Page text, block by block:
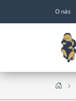
O nás